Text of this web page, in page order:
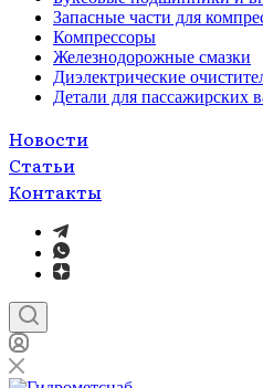
Запасные части для
Компрессоры
Железнодорожные смазки
Диэлектрические
Детали для пассажирских
Новости
Статьи
Контакты